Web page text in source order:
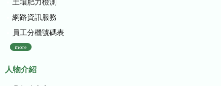
土壤肥力檢測
網路資訊服務
員工分機號碼表
more
人物介紹